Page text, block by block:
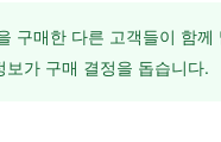
구매한 다른 고객들이 함
가 구매 결정을 돕습니다.